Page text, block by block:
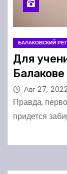
БАЛАКОВСКИЙ
Для
Авг 27,
Правда,
придется